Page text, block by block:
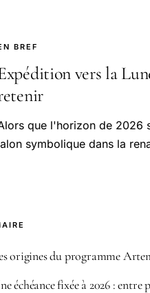
BREF
vers la
que l'horizon de 2026
symbolique dans la
origines du programme
échéance fixée à 2026 : entre